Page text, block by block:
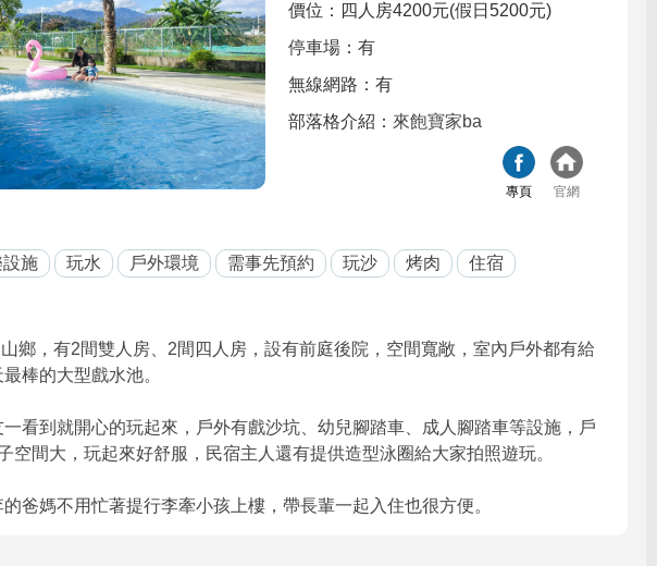
價位：四人房4200元(假日5200元)
停車場：有
無線網路：有
部落格介紹： 來飽寶家ba
專頁 官網
設施 玩水 戶外環境 需事先預約 玩沙 烤肉
住宿
鄉，有2間雙人房、2間四人房，設有前庭後院，空間寬敞，室內戶外都有給
棒的大型戲水池。
看到就開心的玩起來，戶外有戲沙坑、幼兒腳踏車、成人腳踏車等設施，戶
空間大，玩起來好舒服，民宿主人還有提供造型泳圈給大家拍照遊玩。
爸媽不用忙著提行李牽小孩上樓，帶長輩一起入住也很方便。